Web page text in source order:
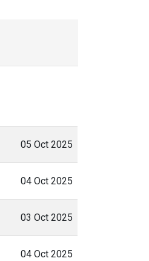
05 Oct 2025
04 Oct 2025
03 Oct 2025
04 Oct 2025